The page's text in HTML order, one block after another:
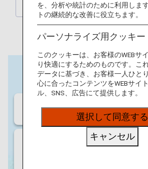
沖縄を、分析や統計のために利用しま
トの継続的な改善に役立ちます。
パーソナライズ用クッキー
このクッキーは、お客様のWEBサ
り快適にするためのものです。こ
データに基づき、お客様一人ひと
心に合ったコンテンツをWEBサイ
ル、SNS、広告にて提供します。
選択して同意する
キャンセル